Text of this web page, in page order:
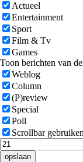
Actueel
Entertainment
Sport
Film & Tv
Games
Toon berichten van
Weblog
Column
(P)review
Special
Poll
Scrollbar gebruiken
opslaan